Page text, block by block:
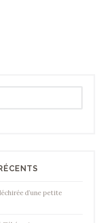
d’une petite